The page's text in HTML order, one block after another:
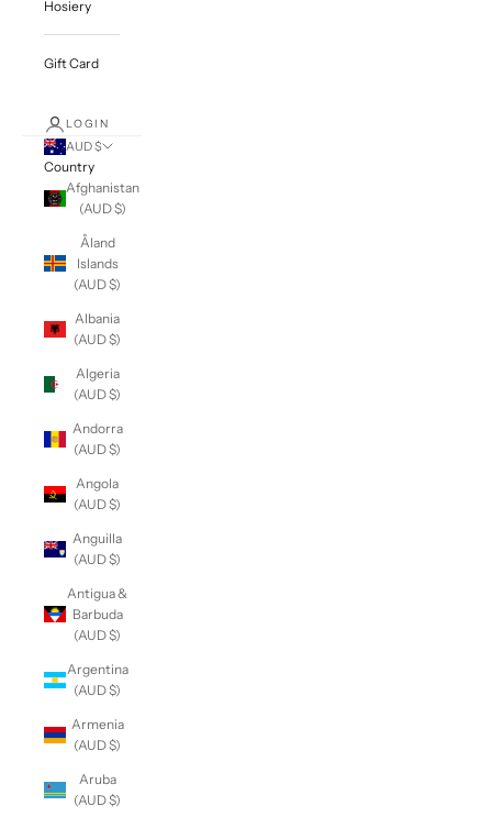
Hosiery
Gift Card
LOGIN
AUD $
Country
Afghanistan
(AUD $)
Åland
Islands
(AUD $)
Albania
(AUD $)
Algeria
(AUD $)
Andorra
(AUD $)
Angola
(AUD $)
Anguilla
(AUD $)
Antigua &
Barbuda
(AUD $)
Argentina
(AUD $)
Armenia
(AUD $)
Aruba
(AUD $)